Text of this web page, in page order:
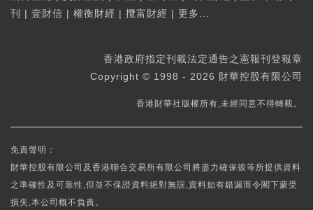
刊
| 壹財信 | 權衡財經 | 攬富財經 | 更多...
香港政府指定刊載法定通告之憲報刊登報章
Copyright © 1998 - 2026 財華控股有限公司
香港財華社版權所有,未經同意不得轉載。
免責聲明：
財華控股有限公司及香港聯合交易所有限公司將盡力確保彼等所提供資料
之準確性及可靠性,但並不保證資料絕對無誤,資料如有錯漏而令閣下蒙受
損失,本公司概不負責。